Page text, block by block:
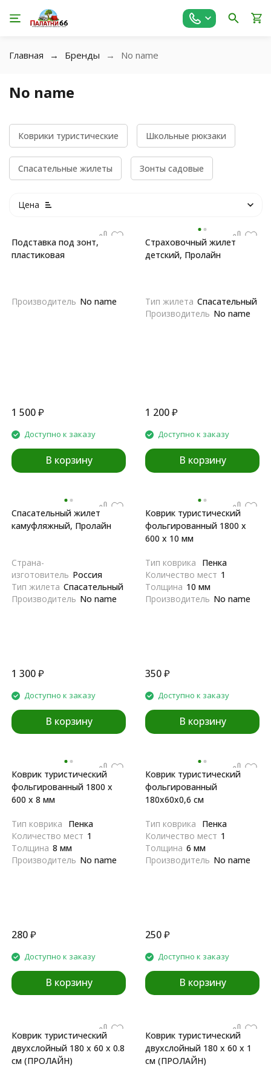
Главная Бренды No name
No name
Коврики туристические Школьные рюкзаки
Спасательные жилеты Зонты садовые
Цена
Подставка под зонт,
пластиковая
Производитель No name
1 500₽
Доступно к заказу
В корзину
Страховочный жилет
детский, Пролайн
Тип жилета Спасательный
Производитель No name
1 200₽
Доступно к заказу
В корзину
Спасательный жилет
камуфляжный, Пролайн
Страна-
изготовитель Россия
Тип жилета Спасательный
Производитель No name
1 300₽
Доступно к заказу
В корзину
Коврик туристический
фольгированный 1800 х
600 х 10 мм
Тип коврика
Пенка
Количество мест 1
Толщина 10 мм
Производитель No name
350₽
Доступно к заказу
В корзину
Коврик туристический
фольгированный 1800 х
600 х 8 мм
Тип коврика
Пенка
Количество мест 1
Толщина 8 мм
Производитель No name
280₽
Доступно к заказу
В корзину
Коврик туристический
фольгированный
180х60х0,6 см
Тип коврика
Пенка
Количество мест 1
Толщина 6 мм
Производитель No name
250₽
Доступно к заказу
В корзину
Коврик туристический
двухслойный 180 х 60 х 0.8
см (ПРОЛАЙН)
Коврик туристический
двухслойный 180 х 60 х 1
см (ПРОЛАЙН)